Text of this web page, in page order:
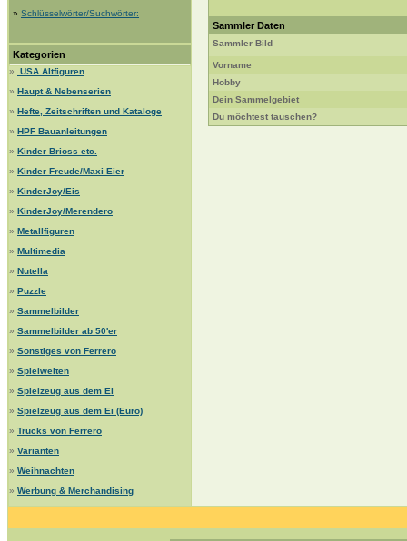
» Schlüsselwörter/Suchwörter:
Kategorien
»
.USA Altfiguren
» Haupt & Nebenserien
» Hefte, Zeitschriften und Kataloge
» HPF Bauanleitungen
» Kinder Brioss etc.
» Kinder Freude/Maxi Eier
» KinderJoy/Eis
» KinderJoy/Merendero
» Metallfiguren
» Multimedia
» Nutella
» Puzzle
» Sammelbilder
» Sammelbilder ab 50'er
» Sonstiges von Ferrero
» Spielwelten
» Spielzeug aus dem Ei
» Spielzeug aus dem Ei (Euro)
» Trucks von Ferrero
» Varianten
» Weihnachten
» Werbung & Merchandising
Sammler Daten
Sammler Bild
Vorname
Hobby
Dein Sammelgebiet
Du möchtest tauschen?